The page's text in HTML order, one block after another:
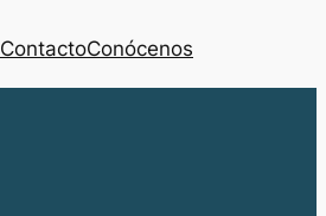
ContactoConócenos